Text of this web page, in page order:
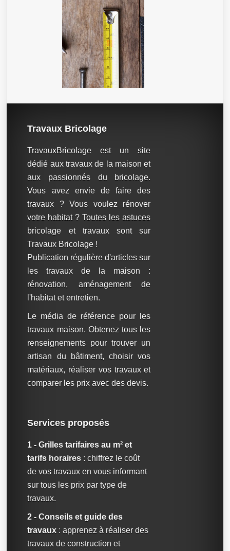
Travaux Bricolage
TravauxBricolage est un site
dédié aux travaux de la maison et
aux passionnés du bricolage.
Vous avez envie de faire des
travaux ? Vous voulez rénover
votre habitat ? Toutes les astuces
bricolage et travaux sont sur
Travaux Bricolage !
Publication régulière d'articles sur
les travaux de la maison :
rénovation, aménagement de
l'habitat et entretien.
Le média de référence pour les
travaux maison. Obtenez tous les
renseignements pour trouver un
artisan du bâtiment, choisir vos
matériaux, réaliser vos travaux et
comparer les prix avec des devis.
Services proposés
1 - Grilles tarifaires au m² et
tarifs horaires : chiffrez le coût
de vos travaux en vous informant
sur tous les prix par type de
travaux.
2 - Conseils et guide des
travaux : apprenez à réaliser des
travaux de construction et